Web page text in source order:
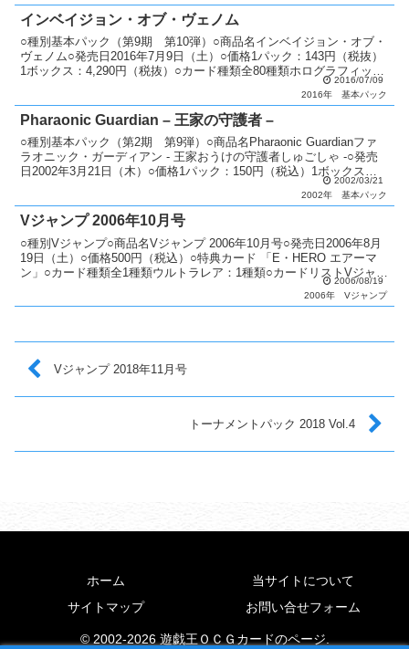
インベイジョン・オブ・ヴェノム
○種別基本パック（第9期 第10弾）○商品名インベイジョン・オブ・
ヴェノム○発売日2016年7月9日（土）○価格1パック：143円（税抜）
1ボックス：4,290円（税抜）○カード種類全80種類ホログラフィック
2016/07/09
2016年
基本パック
Pharaonic Guardian – 王家の守護者 –
○種別基本パック（第2期 第9弾）○商品名Pharaonic Guardianファ
ラオニック・ガーディアン - 王家おうけの守護者しゅごしゃ -○発売
日2002年3月21日（木）○価格1パック：150円（税込）1ボックス：
2002/03/21
2002年
基本パック
Vジャンプ 2006年10月号
○種別Vジャンプ○商品名Vジャンプ 2006年10月号○発売日2006年8月
19日（土）○価格500円（税込）○特典カード 「E・HERO エアーマ
ン」○カード種類全1種類ウルトラレア：1種類○カードリストVジャン
2006/08/19
2006年
Vジャンプ
Vジャンプ 2018年11月号
トーナメントパック 2018 Vol.4
ホーム
当サイトについて
サイトマップ
お問い合せフォーム
© 2002-2026 遊戯王ＯＣＧカードのページ.